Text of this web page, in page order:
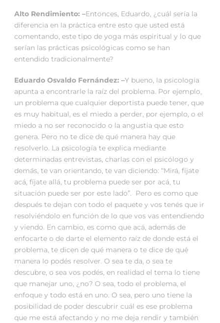
Alto Rendimiento: –Entonces, Eduardo, ¿cuál sería la
diferencia en la práctica entre esto que usted está
comentando, este tipo de yoga más espiritual y lo que
serían las prácticas psicológicas como se han
entendido tradicionalmente?
Eduardo Osvaldo Fernández: –Y bueno, la psicología
apunta a encontrarle la raíz del problema. Por ejemplo,
un problema que cualquier deportista puede tener, que
es muy habitual, es el miedo a perder, por ejemplo, o el
miedo a no ser reconocido o la angustia que esto
genera. Pero no te dice de qué manera hay que
resolverlo. La psicología te explica mediante
determinadas entrevistas, charlas con el psicólogo y
demás, te van orientando, te van diciendo: “Mirá, fíjate
acá, fíjate allá, tu problema puede ser por acá, tu
situación puede ser por este lado”. Pero es como que
después te dejan con todo el paquete y vos tenés que ir
resolviéndolo en función de lo que vos vas entendiendo
y viendo. En cambio, es como que acá, además de
enfocarte o de darte el elemento raíz de donde está el
problema, te dicen de qué manera o te dice de qué
manera lo podés resolver. O sea te da, o sea te
descubre, o sea vos podés, en realidad el tema lo tiene
que manejar uno, ¿no? O sea, todo el problema, el
enfoque y todo está en uno. O sea, pero uno tiene la
posibilidad de poder descubrir cuál es ese problema
que me está afectando y no me deja rendir y también